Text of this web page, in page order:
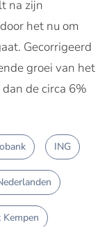
na zijn
het nu om
Gecorrigeerd
groei van het
de circa 6%
ING